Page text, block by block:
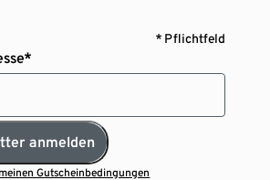
* Pflichtfeld
anmelden
Gutscheinbedingungen